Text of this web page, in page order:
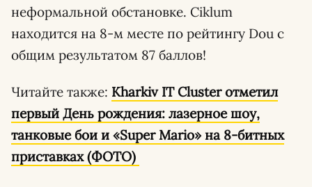
неформальной обстановке. Ciklum
находится на 8-м месте по рейтингу Dou с
общим результатом 87 баллов!
Читайте также: Kharkiv IT Cluster отметил
первый День рождения: лазерное шоу,
танковые бои и «Super Mario» на 8-битных
приставках (ФОТО)